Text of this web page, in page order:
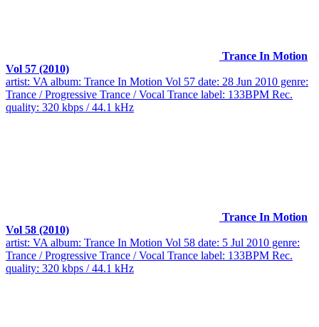
Trance In Motion
Vol 57 (2010)
artist: VA album: Trance In Motion Vol 57 date: 28 Jun 2010 genre:
Trance / Progressive Trance / Vocal Trance label: 133BPM Rec.
quality: 320 kbps / 44.1 kHz
Trance In Motion
Vol 58 (2010)
artist: VA album: Trance In Motion Vol 58 date: 5 Jul 2010 genre:
Trance / Progressive Trance / Vocal Trance label: 133BPM Rec.
quality: 320 kbps / 44.1 kHz